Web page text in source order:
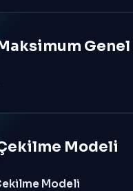
Genel
Modeli
Modeli